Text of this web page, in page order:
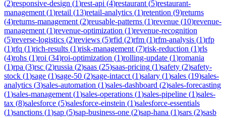
(2)responsive-design (1)rest-api (4)restaurant (5)restaurant-
management (1)retail (13)retail-analytics (1)retention (9)returns
(4)returns-management (2)reusable-patterns (1)revenue (10)revenue-
management (1)revenue-optimization (1)revenue-recognition
(5)reverse-logistics (2)reviews (5)rfid (2)rfm (1)rfm-analysis (1)rfp
(1)rfq (1)rich-results (1)risk-management (7)risk-reduction (1)rls
(4)rohs (1)roi (34)roi-optimization (1)rolling-update (1)romania
(1)rpa (3)rsc (2)russia (2)saas (25)saas-pricing (1)safety (2)safety-
stock (1)sage (1)sage-50 (2)sage-intacct (1)salary (1)sales (19)sales-
analytics (3)sales-automation (1)sales-dashboard (2)sales-forecasting
(1)sales-management (1)sales-operations (1)sales-pipeline (1)sales-
tax (8)salesforce (5)salesforce-einstein (1)salesforce-essentials
(1)sanctions (1)sap (5)sap-business-one (2)sap-hana (1)sars (2)sasb